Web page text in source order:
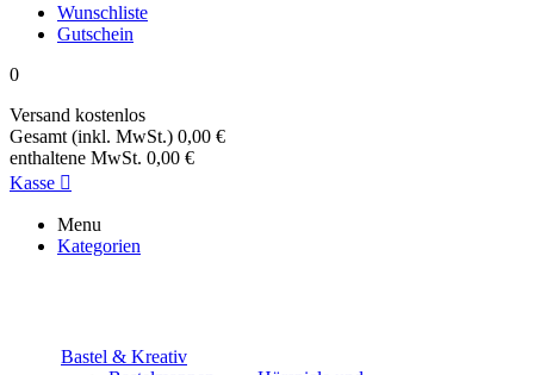
Wunschliste
Gutschein
0
Versand kostenlos
Gesamt (inkl. MwSt.) 0,00 €
enthaltene MwSt. 0,00 €
Kasse 
Menu
Kategorien
Bastel & Kreativ